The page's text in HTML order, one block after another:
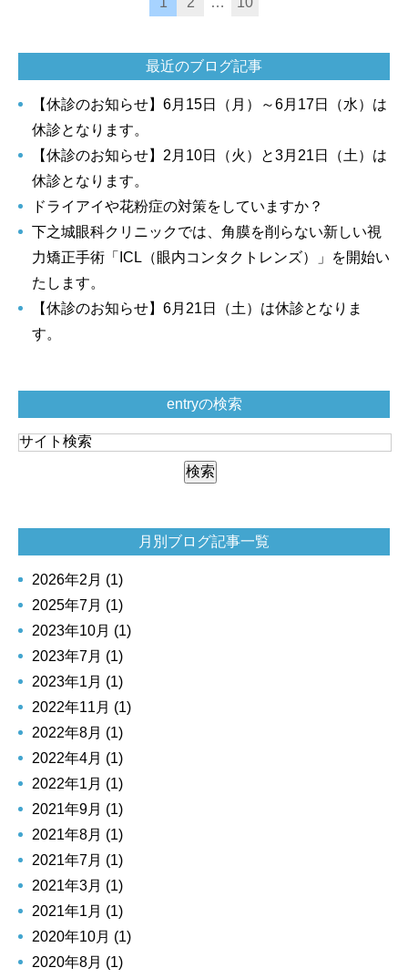
最近のブログ記事
【休診のお知らせ】6月15日（月）～6月17日（水）は
休診となります。
【休診のお知らせ】2月10日（火）と3月21日（土）は
休診となります。
ドライアイや花粉症の対策をしていますか？
下之城眼科クリニックでは、角膜を削らない新しい視
力矯正手術「ICL（眼内コンタクトレンズ）」を開始い
たします。
【休診のお知らせ】6月21日（土）は休診となりま
す。
entryの検索
月別ブログ記事一覧
2026年2月 (1)
2025年7月 (1)
2023年10月 (1)
2023年7月 (1)
2023年1月 (1)
2022年11月 (1)
2022年8月 (1)
2022年4月 (1)
2022年1月 (1)
2021年9月 (1)
2021年8月 (1)
2021年7月 (1)
2021年3月 (1)
2021年1月 (1)
2020年10月 (1)
2020年8月 (1)